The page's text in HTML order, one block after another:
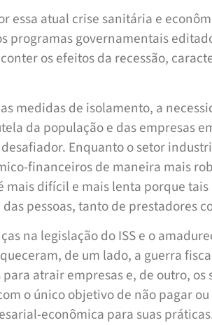
essa atual crise sanitária e
programas governamentais
os efeitos da recessão,
medidas de isolamento, a
da população e das empresas
Enquanto o setor
financeiros de maneira mais
mais difícil e mais lenta porque
pessoas, tanto de prestadores
na legislação do ISS e o
de um lado, a guerra
atrair empresas e, de outro,
o único objetivo de não pagar
econômica para suas